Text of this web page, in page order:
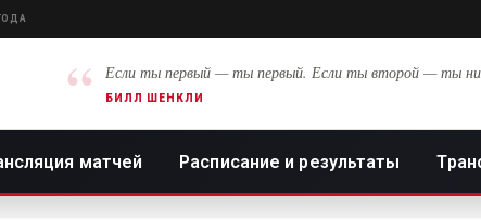
“ Если ты первый — ты первый. Если ты второй — ты
БИЛЛ ШЕНКЛИ
матчей Расписание и результаты